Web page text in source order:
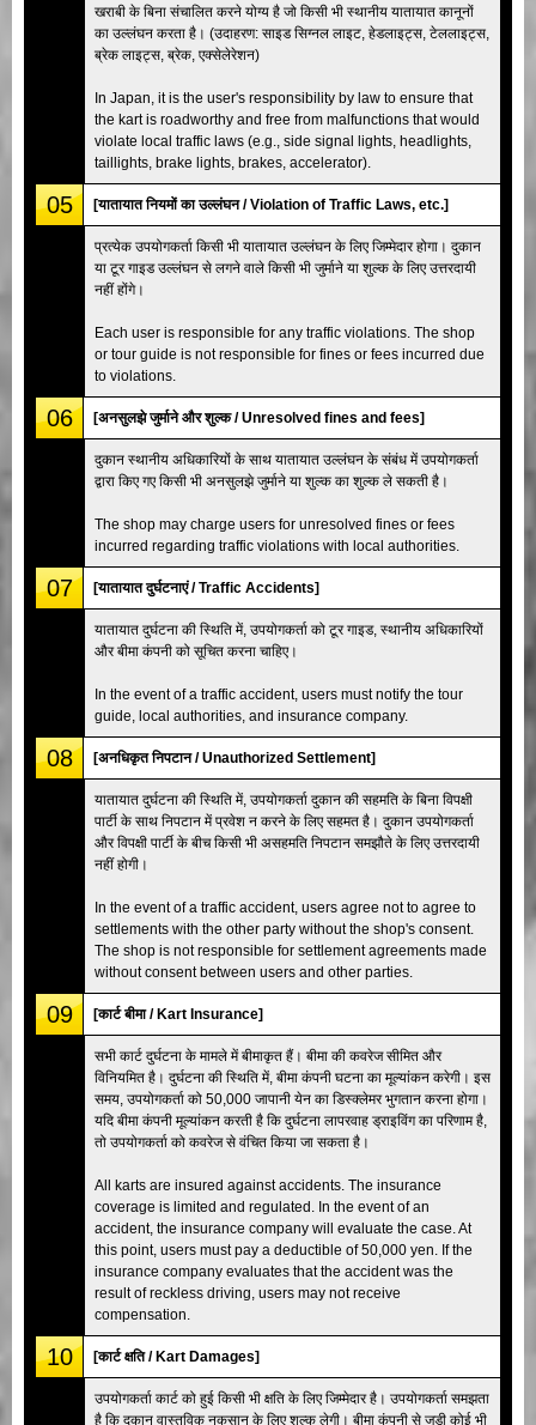
खराबी के बिना संचालित करने योग्य है जो किसी भी स्थानीय यातायात कानूनों
का उल्लंघन करता है। (उदाहरण: साइड सिग्नल लाइट, हेडलाइट्स, टेललाइट्स,
ब्रेक लाइट्स, ब्रेक, एक्सेलेरेशन)
In Japan, it is the user's responsibility by law to ensure that
the kart is roadworthy and free from malfunctions that would
violate local traffic laws (e.g., side signal lights, headlights,
taillights, brake lights, brakes, accelerator).
05 [यातायात नियमों का उल्लंघन / Violation of Traffic Laws, etc.]
प्रत्येक उपयोगकर्ता किसी भी यातायात उल्लंघन के लिए जिम्मेदार होगा। दुकान
या टूर गाइड उल्लंघन से लगने वाले किसी भी जुर्माने या शुल्क के लिए उत्तरदायी
नहीं होंगे।
Each user is responsible for any traffic violations. The shop
or tour guide is not responsible for fines or fees incurred due
to violations.
06 [अनसुलझे जुर्माने और शुल्क / Unresolved fines and fees]
दुकान स्थानीय अधिकारियों के साथ यातायात उल्लंघन के संबंध में उपयोगकर्ता
द्वारा किए गए किसी भी अनसुलझे जुर्माने या शुल्क का शुल्क ले सकती है।
The shop may charge users for unresolved fines or fees
incurred regarding traffic violations with local authorities.
07 [यातायात दुर्घटनाएं / Traffic Accidents]
यातायात दुर्घटना की स्थिति में, उपयोगकर्ता को टूर गाइड, स्थानीय अधिकारियों
और बीमा कंपनी को सूचित करना चाहिए।
In the event of a traffic accident, users must notify the tour
guide, local authorities, and insurance company.
08 [अनधिकृत निपटान / Unauthorized Settlement]
यातायात दुर्घटना की स्थिति में, उपयोगकर्ता दुकान की सहमति के बिना विपक्षी
पार्टी के साथ निपटान में प्रवेश न करने के लिए सहमत है। दुकान उपयोगकर्ता
और विपक्षी पार्टी के बीच किसी भी असहमति निपटान समझौते के लिए उत्तरदायी
नहीं होगी।
In the event of a traffic accident, users agree not to agree to
settlements with the other party without the shop's consent.
The shop is not responsible for settlement agreements made
without consent between users and other parties.
09 [कार्ट बीमा / Kart Insurance]
सभी कार्ट दुर्घटना के मामले में बीमाकृत हैं। बीमा की कवरेज सीमित और
विनियमित है। दुर्घटना की स्थिति में, बीमा कंपनी घटना का मूल्यांकन करेगी। इस
समय, उपयोगकर्ता को 50,000 जापानी येन का डिस्क्लेमर भुगतान करना होगा।
यदि बीमा कंपनी मूल्यांकन करती है कि दुर्घटना लापरवाह ड्राइविंग का परिणाम है,
तो उपयोगकर्ता को कवरेज से वंचित किया जा सकता है।
All karts are insured against accidents. The insurance
coverage is limited and regulated. In the event of an
accident, the insurance company will evaluate the case. At
this point, users must pay a deductible of 50,000 yen. If the
insurance company evaluates that the accident was the
result of reckless driving, users may not receive
compensation.
10 [कार्ट क्षति / Kart Damages]
उपयोगकर्ता कार्ट को हुई किसी भी क्षति के लिए जिम्मेदार है। उपयोगकर्ता समझता
है कि दुकान वास्तविक नुकसान के लिए शुल्क लेगी। बीमा कंपनी से जुड़ी कोई भी